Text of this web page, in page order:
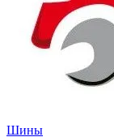
Шины